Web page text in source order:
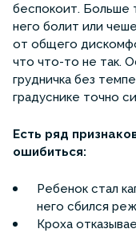
беспокоит. Больше
него болит или
от общего
что что-то не так.
грудничка без
градуснике точно
Есть ряд
ошибиться:
Ребенок стал
него сбился
Кроха